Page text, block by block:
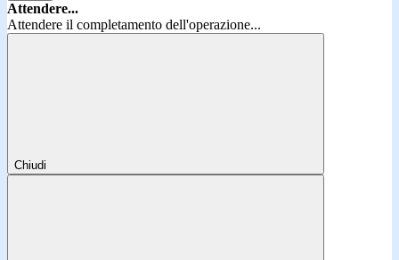
Attendere...
Attendere il completamento dell'operazione...
Chiudi